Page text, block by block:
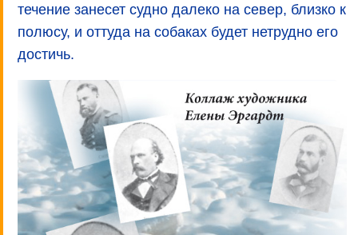
течение занесет судно далеко на север, близко к
полюсу, и оттуда на собаках будет нетрудно его
достичь.